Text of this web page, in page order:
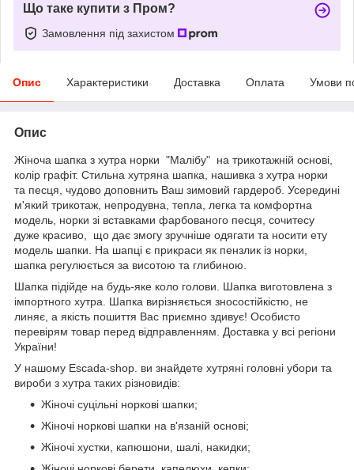
Що таке купити з Пром?
Замовлення під захистом
Опис Характеристики Доставка Оплата Умови
Опис
Жіноча шапка з хутра норки "Малібу" на трикотажній основі,
колір графіт. Стильна хутряна шапка, нашивка з хутра норки
та песця, чудово доповнить Ваш зимовий гардероб. Усередині
м'який трикотаж, непродувна, тепла, легка та комфортна
модель, норки зі вставками фарбованого песця, сочитесу
дуже красиво, що дає змогу зручніше одягати та носити ету
модель шапки. На шапці є прикраси як пензлик із норки,
шапка регулюється за висотою та глибиною.
Шапка підійде на будь-яке коло голови. Шапка виготовлена з
імпортного хутра. Шапка вирізняється зносостійкістю, не
линяє, а якість пошиття Вас приємно здивує! Особисто
перевірям товар перед відправленням. Доставка у всі регіони
України!
У нашому Escada-shop. ви знайдете хутряні головні убори та
вироби з хутра таких різновидів:
Жіночі суцільні норкові шапки;
Жіночі норкові шапки на в'язаній основі;
Жіночі хустки, капюшони, шалі, накидки;